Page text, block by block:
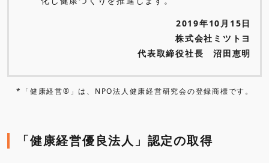
2019年10月15日
株式会社ミツトヨ
代表取締役社長 沼田恵明
「健康経営®」は、NPO法人健康経営研究会の登録商標です。
「健康経営優良法人」認定の取得